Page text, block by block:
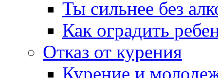
Ты сильнее без
Как оградить
Отказ от курения
Курение и